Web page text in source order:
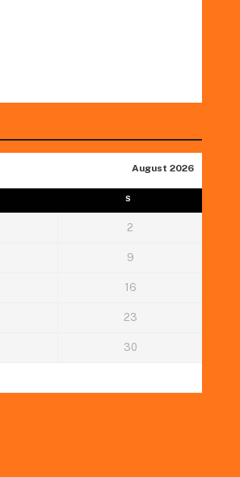
August 2026
S
2
9
16
23
30